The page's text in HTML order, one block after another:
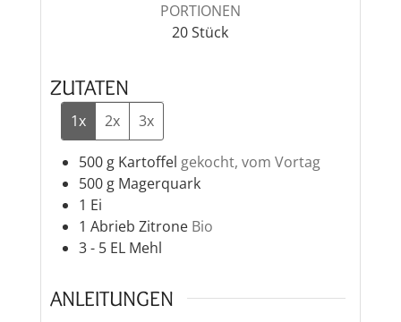
PORTIONEN
20 Stück
ZUTATEN
1x 2x 3x
500 g Kartoffel gekocht, vom Vortag
500 g Magerquark
1 Ei
1 Abrieb Zitrone Bio
3 - 5 EL Mehl
ANLEITUNGEN